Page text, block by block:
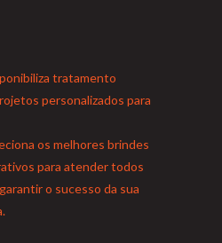
tratamento
personalizados para
os melhores brindes
para atender todos
o sucesso da sua